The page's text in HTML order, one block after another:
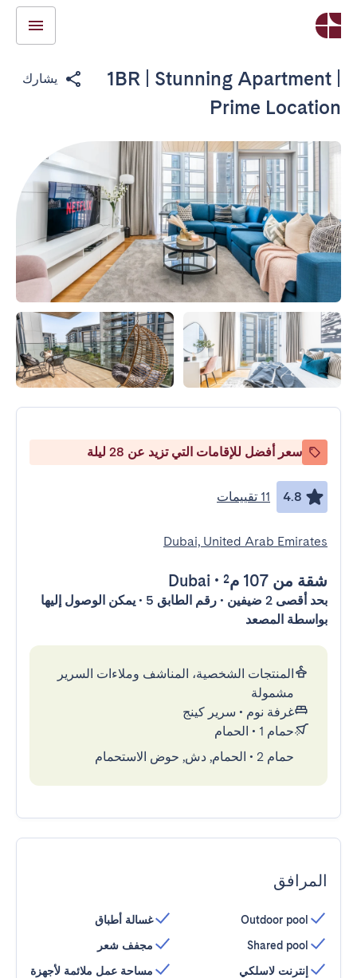
1BR | Stunning Apartment |
Prime Location
يشارك
سعر أفضل للإقامات التي تزيد عن 28 ليلة
4.8 11 تقييمات
Dubai, United Arab Emirates
شقة من 107 م² •
Dubai
بحد أقصى 2 ضيفين • رقم الطابق 5 • يمكن الوصول إليها
بواسطة المصعد
المنتجات الشخصية، المناشف وملاءات السرير
مشمولة
غرفة نوم • سرير كينج
حمام 1
• الحمام
حمام 2
• الحمام, دش, حوض الاستحمام
المرافق
Outdoor pool
Shared pool
إنترنت لاسلكي
غسالة أطباق
مجفف شعر
مساحة عمل ملائمة لأجهزة